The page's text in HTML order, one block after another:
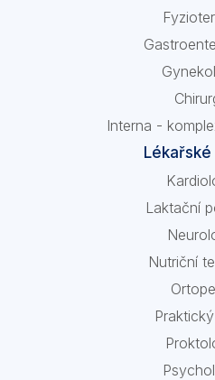
Interna -
Laktační
Nutriční